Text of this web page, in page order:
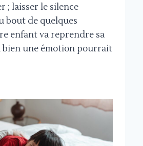
; laisser le silence
bout de quelques
enfant va reprendre sa
bien une émotion pourrait